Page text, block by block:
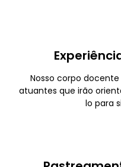
Nosso corpo
atuantes que irão
lo para